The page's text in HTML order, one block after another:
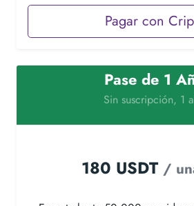
Pagar con
Pase de 1
Sin suscripción, 1
180 USDT /